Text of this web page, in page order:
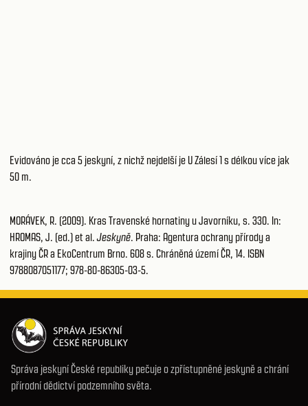
Evidováno je cca 5 jeskyní, z nichž nejdelší je U Zálesí 1 s délkou více jak
50 m.
MORÁVEK, R. (2009). Kras Travenské hornatiny u Javorníku, s. 330. In:
HROMAS, J. (ed.) et al.Jeskyně. Praha: Agentura ochrany přírody a
krajiny ČR a EkoCentrum Brno. 608 s. Chráněná území ČR, 14. ISBN
9788087051177; 978-80-86305-03-5.
Správa jeskyní České republiky pečuje o zpřístupněné jeskyně a chrání
přírodní dědictví podzemního světa.